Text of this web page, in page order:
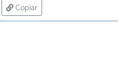
Copiar
para área de transferência